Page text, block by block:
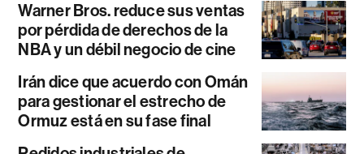
Warner Bros. reduce sus ventas
por pérdida de derechos de la
NBA y un débil negocio de cine
Irán dice que acuerdo con Omán
para gestionar el estrecho de
Ormuz está en su fase final